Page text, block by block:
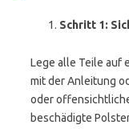
Schritt 1:
Lege alle Teile auf
mit der Anleitung
oder
beschädigte